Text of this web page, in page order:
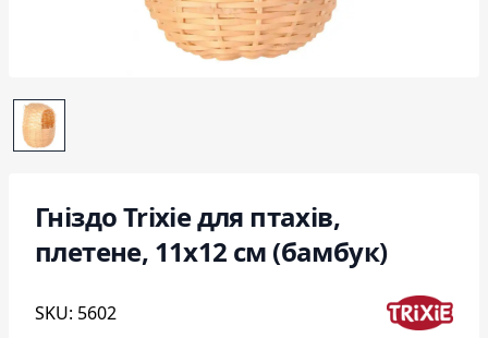
Гніздо Trixie для птахів,
плетене, 11x12 см (бамбук)
SKU: 5602